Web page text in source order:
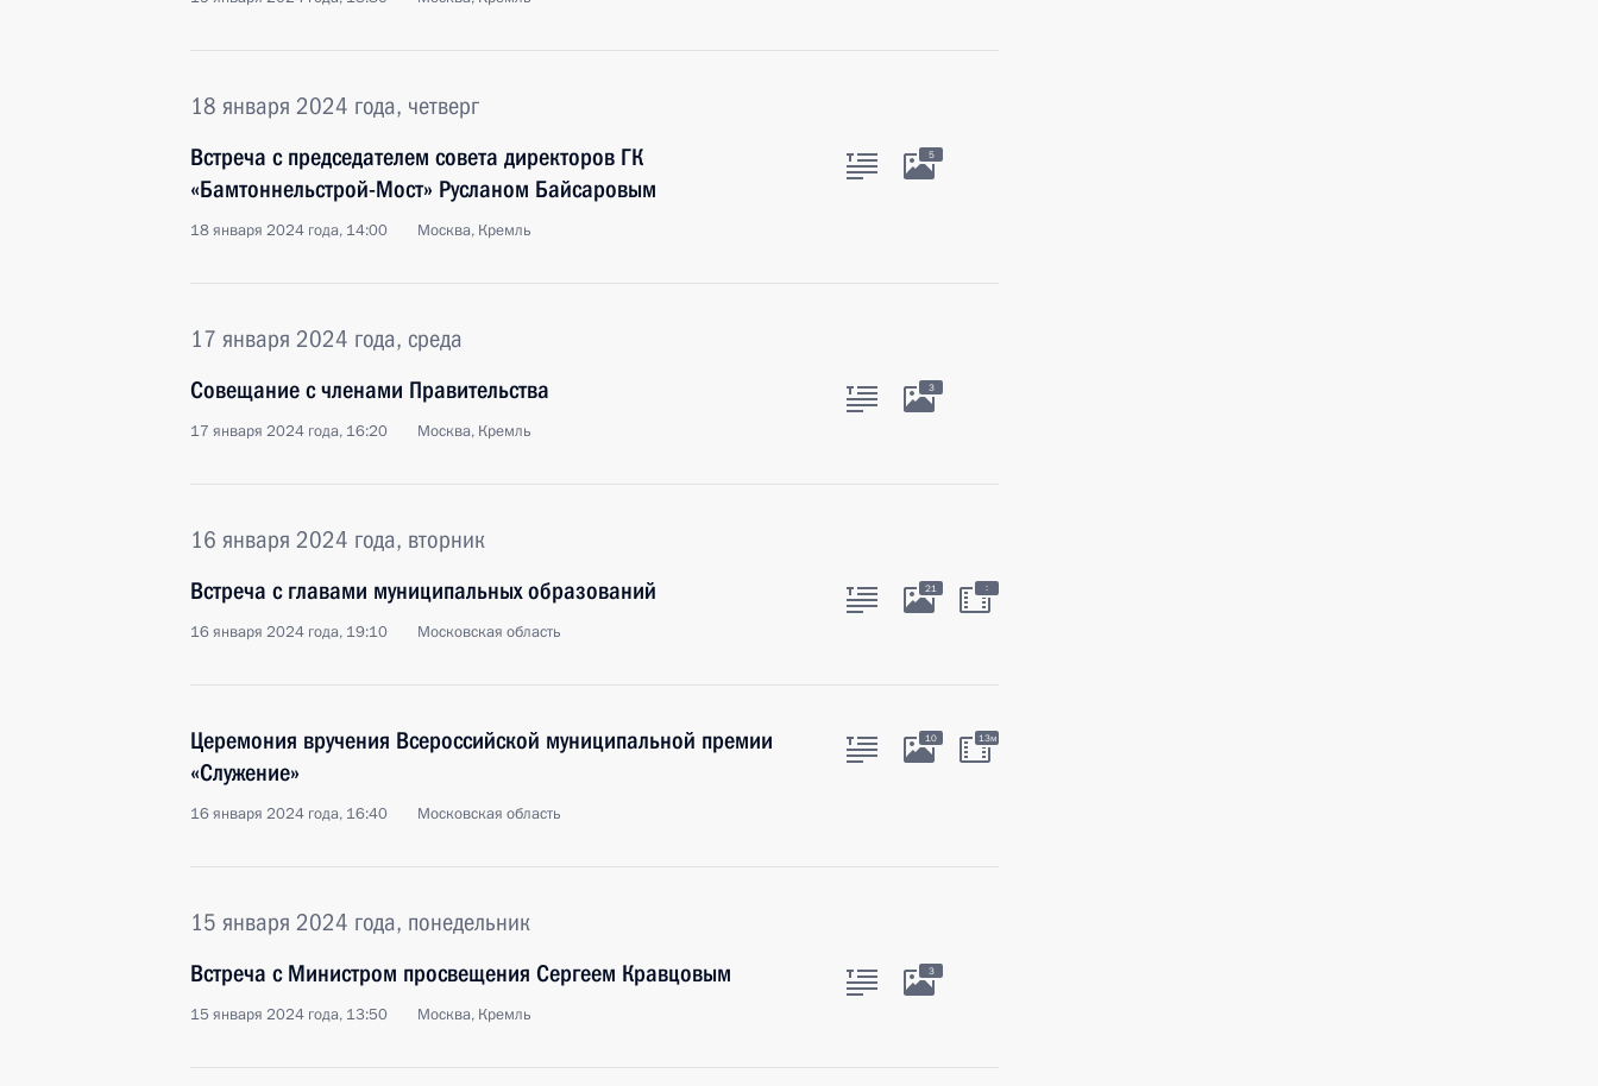
18 января 2024 года, четверг
Встреча с председателем совета директоров ГК
«Бамтоннельстрой-Мост» Русланом Байсаровым
18 января 2024 года, 14:00 Москва, Кремль
5
17 января 2024 года, среда
Совещание с членами Правительства
17 января 2024 года, 16:20 Москва, Кремль
3
16 января 2024 года, вторник
Встреча с главами муниципальных образований
16 января 2024 года, 19:10 Московская область
21 :
Церемония вручения Всероссийской муниципальной премии
«Служение»
16 января 2024 года, 16:40 Московская область
10 13м
15 января 2024 года, понедельник
Встреча с Министром просвещения Сергеем Кравцовым
15 января 2024 года, 13:50 Москва, Кремль
3